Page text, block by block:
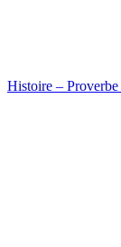
Histoire – Proverbe